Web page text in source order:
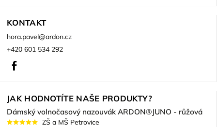
KONTAKT
hora.pavel@ardon.cz
+420 601 534 292
JAK HODNOTÍTE NAŠE PRODUKTY?
Dámský volnočasový nazouvák ARDON®JUNO - růžová
ZŠ a MŠ Petrovice